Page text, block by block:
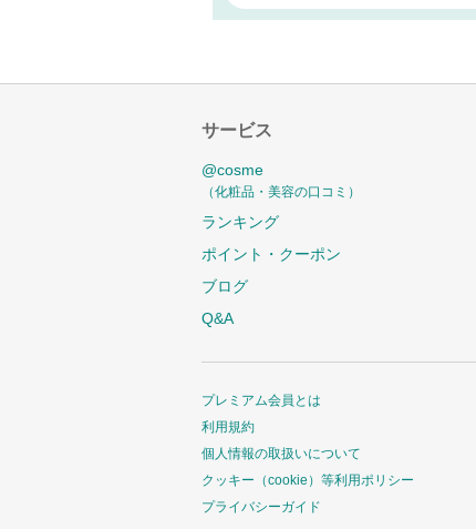
サービス
@cosme
（化粧品・美容の口コミ）
ランキング
ポイント・クーポン
ブログ
Q&A
プレミアム会員とは
利用規約
個人情報の取扱いについて
クッキー（cookie）等利用ポリシー
プライバシーガイド